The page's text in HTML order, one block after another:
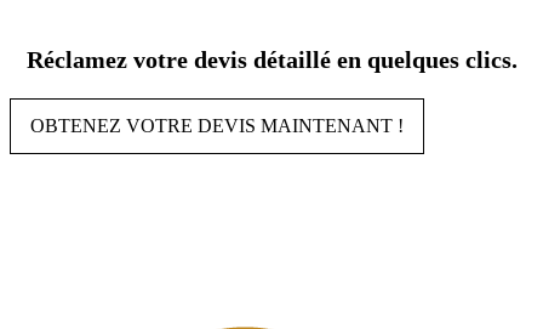
contenu
Réclamez votre devis détaillé en quelques clics.
OBTENEZ VOTRE DEVIS MAINTENANT !